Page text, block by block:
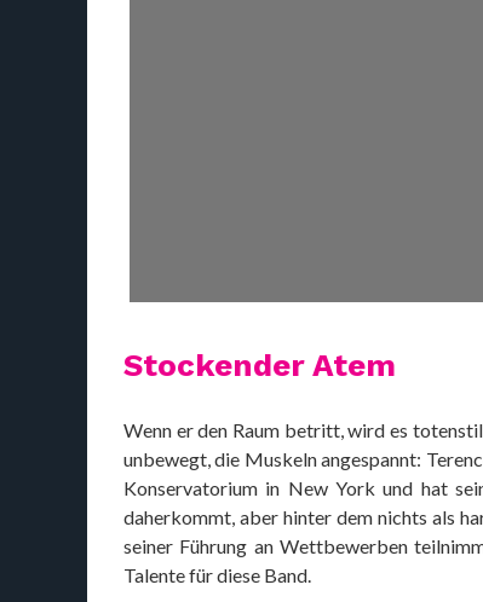
Stockender Atem
Wenn er den Raum betritt, wird es
unbewegt, die Muskeln angespannt:
Konservatorium in New York und hat
daherkommt, aber hinter dem nichts als
seiner Führung an Wettbewerben
Talente für diese Band.